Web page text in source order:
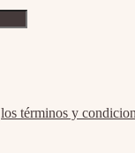
los términos y